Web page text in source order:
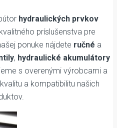
hydraulických prvkov
príslušenstva pre
ponuke nájdete ručné a
, hydraulické akumulátory
s overenými výrobcami a
a kompatibilitu našich